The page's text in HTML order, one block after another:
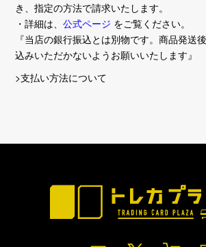
き、指定の方法で請求いたします。
・詳細は、公式ページ をご覧ください。
『当店の銀行振込とは別物です。商品発送
込みいただかないようお願いいたします』
>支払い方法について